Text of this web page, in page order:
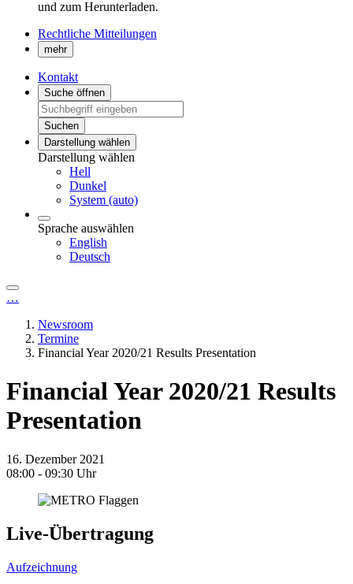
und zum Herunterladen.
Rechtliche Mitteilungen
mehr
Kontakt
Suche öffnen
Suchen
Darstellung wählen
Darstellung wählen
Hell
Dunkel
System (auto)
Sprache auswählen
English
Deutsch
…
Newsroom
Termine
Financial Year 2020/21 Results Presentation
Financial Year 2020/21 Results
Presentation
16. Dezember 2021
08:00 - 09:30 Uhr
Live-Übertragung
Aufzeichnung